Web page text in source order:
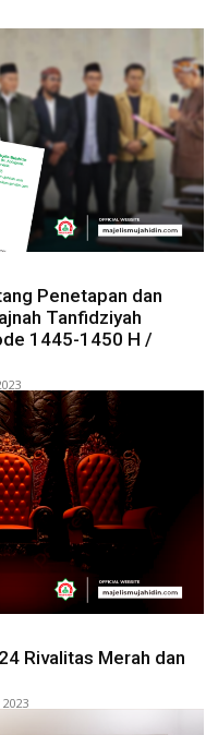
Penetapan dan
Tanfidziyah
1445-1450 H /
Rivalitas Merah dan